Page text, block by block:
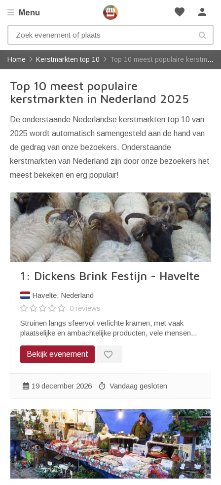
favorite person
Menu
Home Kerstmarkten top 10 Top 10 meest populaire kerstmarkten in Nederland
Top 10 meest populaire
kerstmarkten in Nederland 2025
De onderstaande Nederlandse kerstmarkten top 10 van
2025 wordt automatisch samengesteld aan de hand van
de gedrag van onze bezoekers. Onderstaande
kerstmarkten van Nederland zijn door onze bezoekers het
meest bekeken en erg populair!
1: Dickens Brink Festijn - Havelte
Havelte, Nederland
0 reviews
Struinen langs sfeervol verlichte kramen, met vaak
plaatselijke en ambachtelijke producten, vele mensen...
Bekijk evenement favorite_border
19 december 2026 Vandaag gesloten